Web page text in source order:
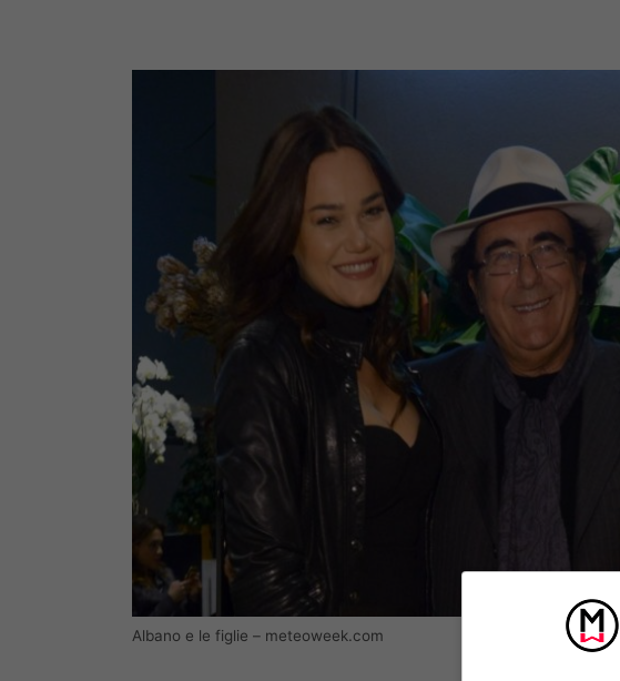
Albano e le figlie – meteoweek.com